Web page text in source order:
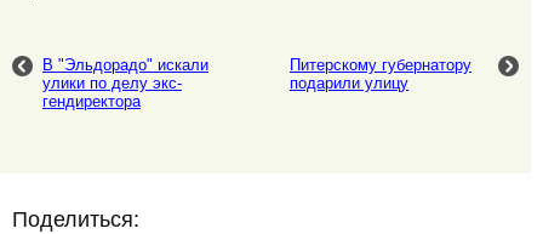
В "Эльдорадо" искали
улики по делу экс-
гендиректора
Питерскому губернатору
подарили улицу
Поделиться: